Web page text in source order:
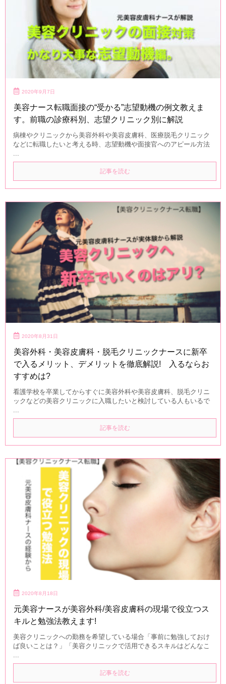
2020年9月7日
美容ナース転職面接の“受かる”志望動機の例文教えま
す。前職の診療科別、志望クリニック別に解説
病棟やクリニックから美容外科や美容皮膚科、医療脱毛クリニック
などに転職したいと考える時、志望動機や面接官へのアピール方法
記事を読む
2020年8月31日
美容外科・美容皮膚科・脱毛クリニックナースに新卒
で入るメリット、デメリットを徹底解説! 入るならお
すすめは?
看護学校を卒業してからすぐに美容外科や美容皮膚科、脱毛クリニ
ックなどの美容クリニックに入職したいと検討している人もいるで
...
記事を読む
2020年8月18日
元美容ナースが美容外科/美容皮膚科の現場で役立つス
キルと勉強法教えます!
美容クリニックへの勤務を希望している場合「事前に勉強しておけ
ば良いことは？」「美容クリニックで活用できるスキルはどんなこ
...
記事を読む